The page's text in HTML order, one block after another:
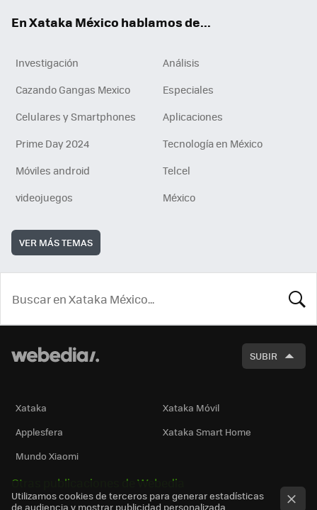
En Xataka México hablamos de...
Investigación
Análisis
Cazando Gangas Mexico
Especiales
Celulares y Smartphones
Aplicaciones
Prime Day 2024
Tecnología en México
Móviles android
Telcel
videojuegos
México
VER MÁS TEMAS
SUBIR
Xataka
Xataka Móvil
Applesfera
Xataka Smart Home
Mundo Xiaomi
Otras publicaciones de Webedia
Utilizamos cookies de terceros para generar estadísticas
de audiencia y mostrar publicidad personalizada